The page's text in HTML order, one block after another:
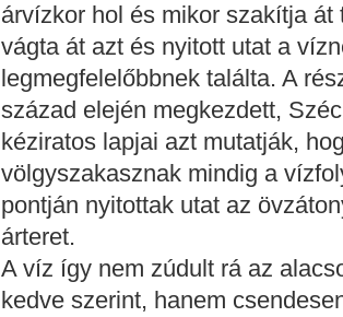
árvízkor hol és mikor szakítja
vágta át azt és nyitott utat a
legmegfelelőbbnek találta. A
század elején megkezdett,
kéziratos lapjai azt mutatják,
völgyszakasznak mindig a
pontján nyitottak utat az
árteret.
A víz így nem zúdult rá az
kedve szerint, hanem